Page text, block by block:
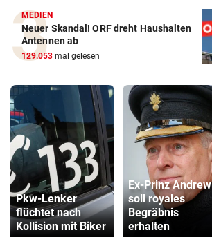
MEDIEN
Neuer Skandal! ORF dreht Haushalten
Antennen ab
129.053 mal gelesen
Pkw-Lenker
flüchtet nach
Kollision mit Biker
Ex-Prinz Andrew
soll royales
Begräbnis
erhalten